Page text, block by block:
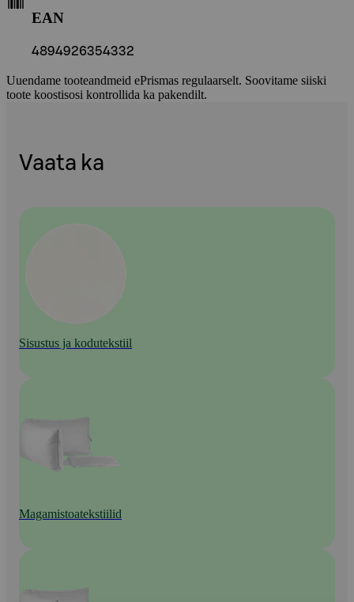
EAN
4894926354332
Uuendame tooteandmeid ePrismas regulaarselt. Soovitame siiski
toote koostisosi kontrollida ka pakendilt.
Vaata ka
Sisustus ja kodutekstiil
Magamistoatekstiilid